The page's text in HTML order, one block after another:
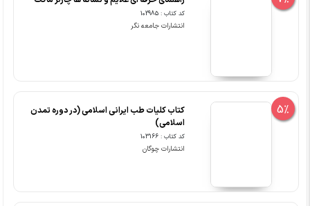
کد کتاب : 102985
انتشارات جامعه نگر
5%
کتاب کلیات طب ایرانی اسلامی (در دوره تمدن
اسلامی)
کد کتاب : 103166
انتشارات چوگان